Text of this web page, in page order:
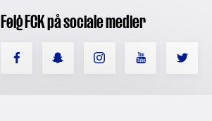
Følg FCK på sociale medier